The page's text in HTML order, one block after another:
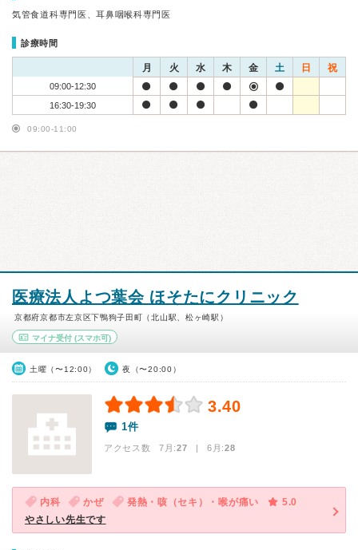
気管食道科専門医、耳鼻咽喉科専門医
診療時間
月 火 水 木 金 土 日 祝
09:00-12:30
16:30-19:30
09:00-11:00
医療法人よつ葉会 ほそたにクリニック
京都府京都市左京区下鴨狗子田町（北山駅、松ヶ崎駅）
マイナ受付 (スマホ可)
土曜（〜12:00） 夜（〜20:00）
3.40
1件
アクセス数 7月:27 | 6月:28
内科 かぜ 発熱・咳（セキ）・喉が痛い
5.0
やさしい先生です